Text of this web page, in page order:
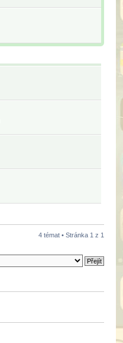
4 témat • Stránka 1 z 1